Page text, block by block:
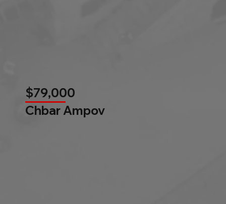
$79,000
Chbar Ampov